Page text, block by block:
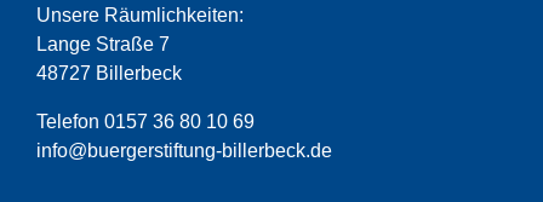
Unsere Räumlichkeiten:
Lange Straße 7
48727 Billerbeck
Telefon 0157 36 80 10 69
info@buergerstiftung-billerbeck.de